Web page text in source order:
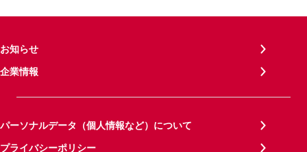
お知らせ
企業情報
パーソナルデータ（個人情報など）について
プライバシーポリシー